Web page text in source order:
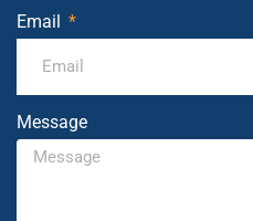
Email
Message